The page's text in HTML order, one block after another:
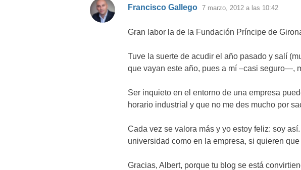
Francisco Gallego dice:
7 marzo, 2012 a las 10:42
Gran labor la de la Fundación Príncipe de
Tuve la suerte de acudir el año pasado y salí
que vayan este año, pues a mí –casi seguro—,
Ser inquieto en el entorno de una empresa
horario industrial y que no me des mucho por
Cada vez se valora más y yo estoy feliz: soy
universidad como en la empresa, si quieren
Gracias, Albert, porque tu blog se está